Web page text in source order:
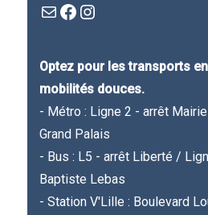
Mail
Facebook : Festivla des livres d'en hautInstagram
Optez pour les transports
mobilités douces.
- Métro : Ligne 2 - arrêt
Grand Palais
- Bus : L5 - arrêt Liberté /
Baptiste Lebas
- Station V'Lille : Boulevard